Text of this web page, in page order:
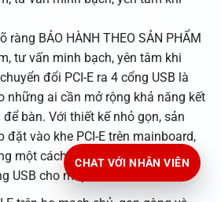
BẢO HÀNH THEO SẢN PHẨM
tư vấn minh bạch, yên tâm khi
đổi PCI-E ra 4 cổng USB là
những ai cần mở rộng khả năng kết
bàn. Với thiết kế nhỏ gọn, sản
đặt vào khe PCI-E trên mainboard,
một cách hiệu quả và tiết kiệm…
USB cho máy tính để bàn.
CHAT VỚI NHÂN VIÊN